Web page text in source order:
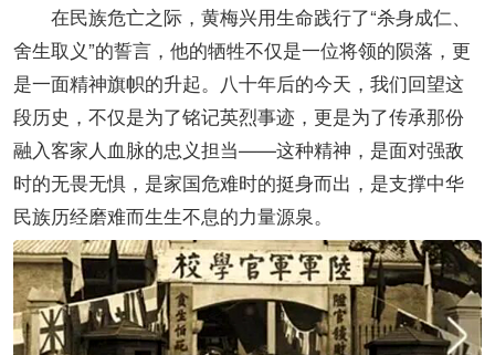
在民族危亡之际，黄梅兴用生命践行了“杀身成仁、
舍生取义”的誓言，他的牺牲不仅是一位将领的陨落，更
是一面精神旗帜的升起。八十年后的今天，我们回望这
段历史，不仅是为了铭记英烈事迹，更是为了传承那份
融入客家人血脉的忠义担当——这种精神，是面对强敌
时的无畏无惧，是家国危难时的挺身而出，是支撑中华
民族历经磨难而生生不息的力量源泉。